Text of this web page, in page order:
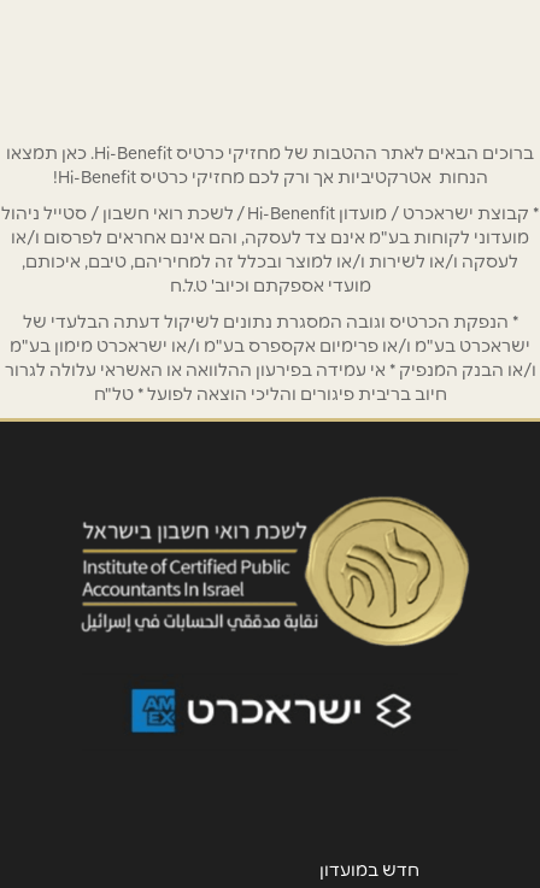
שם מלא *
טלפון*
אימייל *
הודעה*
שליחה
ברוכים הבאים לאתר ההטבות של מחזיקי כרטיס Hi-Benefit. כאן תמצאו
הנחות אטרקטיביות אך ורק לכם מחזיקי כרטיס Hi-Benefit!
* קבוצת ישראכרט / מועדון Hi-Benenfit / לשכת רואי חשבון / סטייל ניהול
מועדוני לקוחות בע"מ אינם צד לעסקה, והם אינם אחראים לפרסום ו/או
לעסקה ו/או לשירות ו/או למוצר ובכלל זה למחיריהם, טיבם, איכותם,
מועדי אספקתם וכיוב' ט.ל.ח
* הנפקת הכרטיס וגובה המסגרת נתונים לשיקול דעתה הבלעדי של
ישראכרט בע"מ ו/או פרימיום אקספרס בע"מ ו/או ישראכרט מימון בע"מ
ו/או הבנק המנפיק * אי עמידה בפירעון ההלוואה או האשראי עלולה לגרור
חיוב בריבית פיגורים והליכי הוצאה לפועל * טל"ח
חדש במועדון